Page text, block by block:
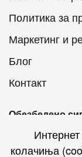
Политика за
Маркетинг и
Блог
Контакт
Обезбедено
колачиња